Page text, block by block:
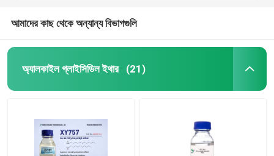
সিএএস 28768 32 3
অ্যালিল গ্লাইসিডিল ইথার
আমাদের কাছ থেকে অন্যান্য বিভাগগুলি
অ্যালকাইল গ্লাইসিডিল ইথার (21)